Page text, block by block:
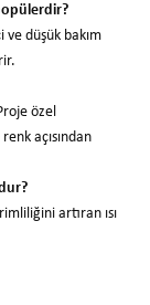
ve düşük bakım
özel
açısından
artıran ısı